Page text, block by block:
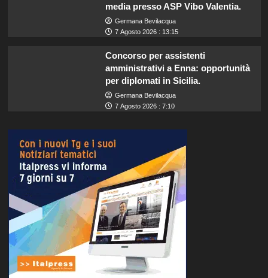
media presso ASP Vibo Valentia.
Germana Bevilacqua
7 Agosto 2026 : 13:15
Concorso per assistenti
amministrativi a Enna: opportunità
per diplomati in Sicilia.
Germana Bevilacqua
7 Agosto 2026 : 7:10